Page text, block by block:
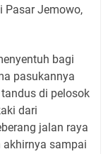
Pasar Jemowo,
bagi
pasukannya
di pelosok
dari
jalan raya
akhirnya sampai